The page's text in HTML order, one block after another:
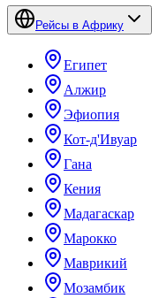
Рейсы в Африку
Египет
Алжир
Эфиопия
Кот-д'Ивуар
Гана
Кения
Мадагаскар
Марокко
Маврикий
Мозамбик